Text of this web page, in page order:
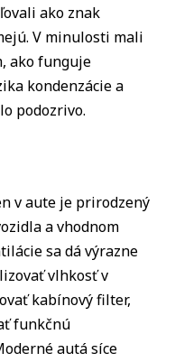
ako znak
V minulosti mali
ako funguje
kondenzácie a
podozrivo.
v aute je prirodzený
a vhodnom
sa dá výrazne
vlhkosť v
kabínový filter,
funkčnú
autá síce